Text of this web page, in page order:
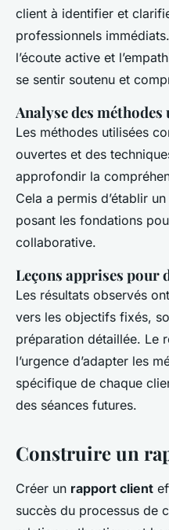
client à identifier et
professionnels
l’écoute active et
se sentir soutenu et
Analyse des méthodes
Les méthodes utilisées
ouvertes et des
approfondir la
Cela a permis d’établir
posant les fondations
collaborative.
Leçons apprises pour
Les résultats observés
vers les objectifs fixés,
préparation détaillée. Le
l’urgence d’adapter les
spécifique de chaque
des séances futures.
Construire un
Créer un rapport client
succès du processus de